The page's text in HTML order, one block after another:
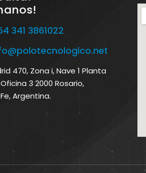
341 3861022
470, Zona i, Nave 1 Planta
3 2000 Rosario,
Argentina.